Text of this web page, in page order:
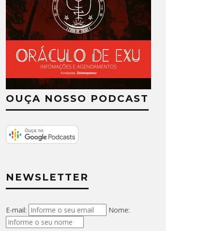
OUÇA NOSSO PODCAST
NEWSLETTER
E-mail: Nome: